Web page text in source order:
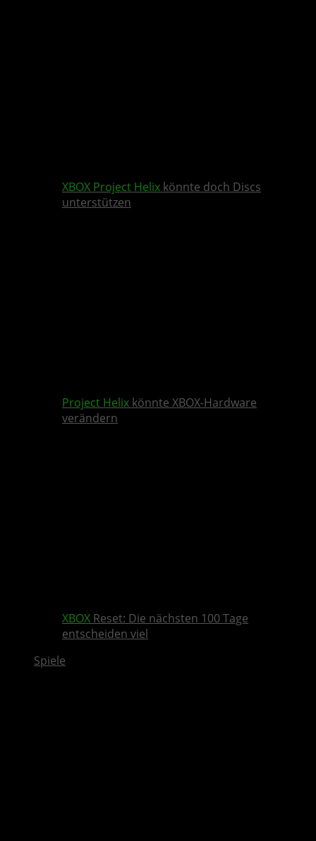
XBOX Project Helix könnte doch Discs
unterstützen
Project Helix könnte XBOX-Hardware
verändern
XBOX Reset: Die nächsten 100 Tage
entscheiden viel
Spiele